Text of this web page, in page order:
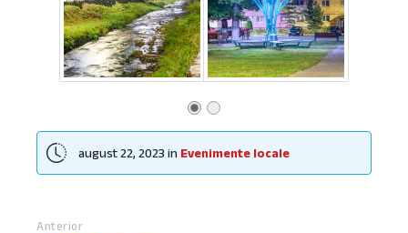
august 22, 2023 in Evenimente locale
Anterior